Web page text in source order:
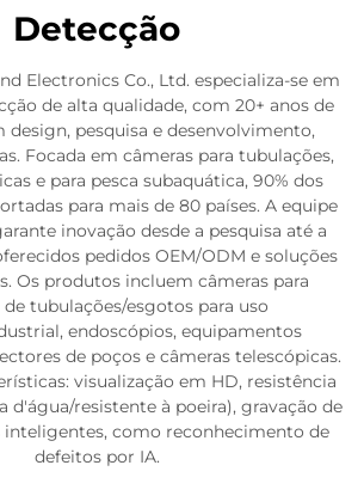
Detecção
Electronics Co., Ltd. especializa-se em
de alta qualidade, com 20+ anos de
design, pesquisa e desenvolvimento,
Focada em câmeras para tubulações,
e para pesca subaquática, 90% dos
para mais de 80 países. A equipe
inovação desde a pesquisa até a
pedidos OEM/ODM e soluções
Os produtos incluem câmeras para
de tubulações/esgotos para uso
endoscópios, equipamentos
de poços e câmeras telescópicas.
visualização em HD, resistência
d'água/resistente à poeira), gravação de
inteligentes, como reconhecimento de
defeitos por IA.